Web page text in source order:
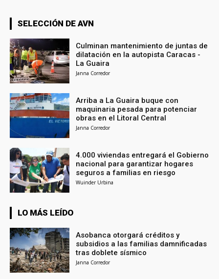
SELECCIÓN DE AVN
Culminan mantenimiento de juntas de
dilatación en la autopista Caracas -
La Guaira
Janna Corredor
Arriba a La Guaira buque con
maquinaria pesada para potenciar
obras en el Litoral Central
Janna Corredor
4.000 viviendas entregará el Gobierno
nacional para garantizar hogares
seguros a familias en riesgo
Wuinder Urbina
LO MÁS LEÍDO
Asobanca otorgará créditos y
subsidios a las familias damnificadas
tras doblete sísmico
Janna Corredor